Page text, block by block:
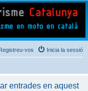
Inicia la sessió
vos
entrades en aquest